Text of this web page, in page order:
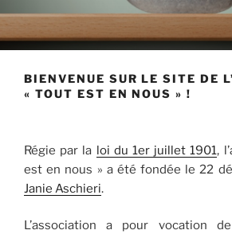
BIENVENUE SUR LE SITE DE
« TOUT EST EN NOUS » !
Régie par la loi du 1er juillet 1901,
est en nous » a été fondée le 22
Janie Aschieri.
L’association a pour vocation